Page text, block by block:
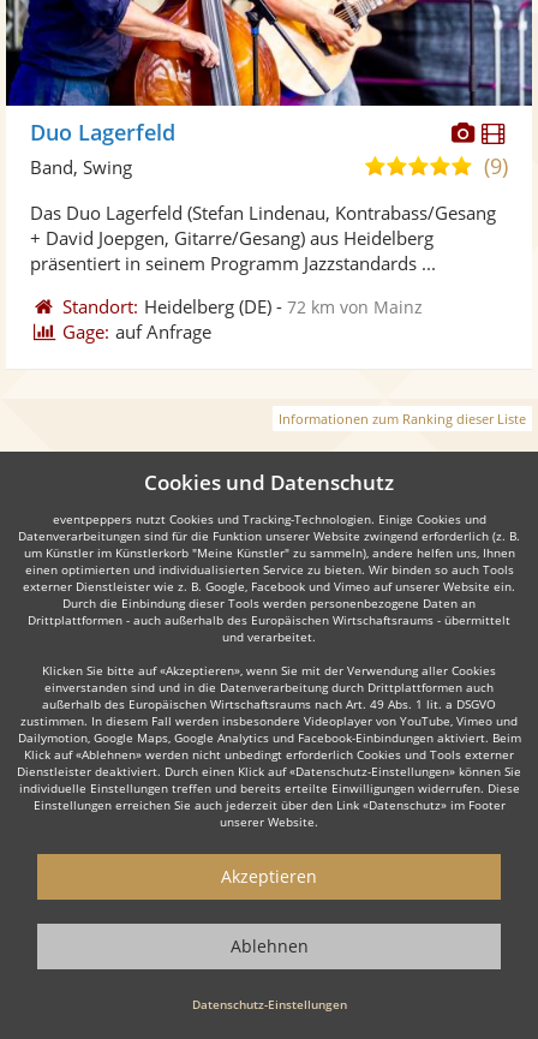
Fotos
Duo Lagerfeld
5,0
5
(9)
Band, Swing
Das Duo Lagerfeld (Stefan Lindenau, Kontrabass/Gesang
+ David Joepgen, Gitarre/Gesang) aus Heidelberg
präsentiert in seinem Programm Jazzstandards ...
Standort: Heidelberg (DE) -72 km von Mainz
Gage: auf Anfrage
Informationen zum Ranking dieser Liste
Weiter
Moderator Lateinamerikanische Musik Irish Folk
Wie funktioniert's?
Starten Sie mit dem Button 'Kostenlos anfragen' eine Anfrage an die für
Diesen Button finden Sie auf den jeweiligen Künstler-Profil-Seiten der
Cookies und Datenschutz
eventpeppers nutzt Cookies und Tracking-Technologien. Einige Cookies und
Datenverarbeitungen sind für die Funktion unserer Website zwingend erforderlich (z. B.
um Künstler im Künstlerkorb "Meine Künstler" zu sammeln), andere helfen uns, Ihnen
einen optimierten und individualisierten Service zu bieten. Wir binden so auch Tools
externer Dienstleister wie z. B. Google, Facebook und Vimeo auf unserer Website ein.
Durch die Einbindung dieser Tools werden personenbezogene Daten an
Drittplattformen - auch außerhalb des Europäischen Wirtschaftsraums - übermittelt
und verarbeitet.
Klicken Sie bitte auf «Akzeptieren», wenn Sie mit der Verwendung aller Cookies
einverstanden sind und in die Datenverarbeitung durch Drittplattformen auch
außerhalb des Europäischen Wirtschaftsraums nach Art. 49 Abs. 1 lit. a DSGVO
zustimmen. In diesem Fall werden insbesondere Videoplayer von YouTube, Vimeo und
Dailymotion, Google Maps, Google Analytics und Facebook-Einbindungen aktiviert. Beim
Klick auf «Ablehnen» werden nicht unbedingt erforderlich Cookies und Tools externer
Dienstleister deaktiviert. Durch einen Klick auf «Datenschutz-Einstellungen» können Sie
individuelle Einstellungen treffen und bereits erteilte Einwilligungen widerrufen. Diese
Einstellungen erreichen Sie auch jederzeit über den Link «Datenschutz» im Footer
unserer Website.
Datenschutz-Einstellungen
Akzeptieren
Ablehnen